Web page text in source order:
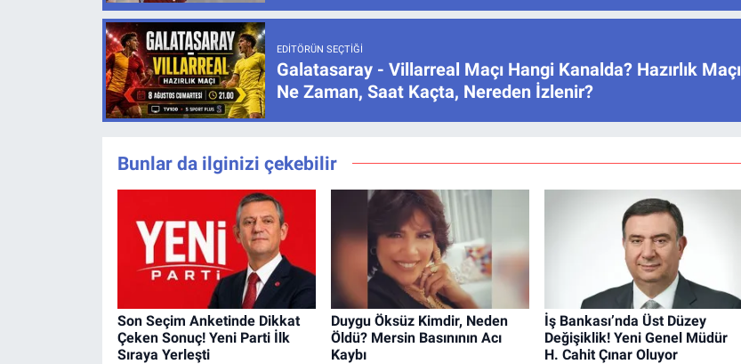
EDITÖRÜN SEÇTIĞI
Galatasaray - Villarreal Maçı Hangi Kanalda? Hazırlık Maçı
Ne Zaman, Saat Kaçta, Nereden İzlenir?
Bunlar da ilginizi çekebilir
Son Seçim Anketinde Dikkat
Çeken Sonuç! Yeni Parti İlk
Sıraya Yerleşti
Duygu Öksüz Kimdir, Neden
Öldü? Mersin Basınının Acı
Kaybı
İş Bankası’nda Üst Düzey
Değişiklik! Yeni Genel Müdür
H. Cahit Çınar Oluyor